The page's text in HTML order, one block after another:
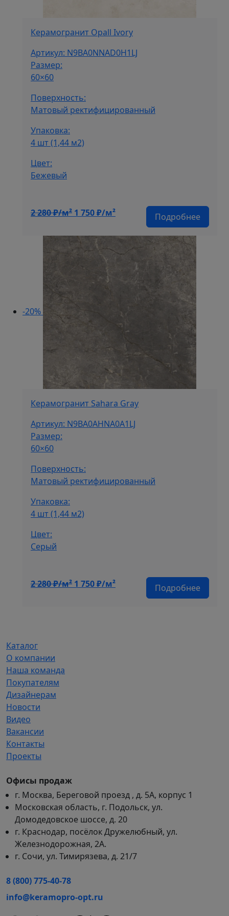
Керамогранит Opall Ivory
Артикул: N9BA0NNAD0H1LJ
Размер:
60×60
Поверхность:
Матовый ректифицированный
Упаковка:
4 шт (1,44 м2)
Цвет:
Бежевый
Подробнее
2 280₽/м² Первоначальная
составляла
1 750₽/м²Текущая
1
750 ₽/
-20%
Керамогранит Sahara Gray
Артикул: N9BA0AHNA0A1LJ
Размер:
60×60
Поверхность:
Матовый ректифицированный
Упаковка:
4 шт (1,44 м2)
Цвет:
Серый
Подробнее
2 280₽/м² Первоначальная
1 750₽/м²Текущая
Каталог
О компании
Наша команда
Покупателям
Дизайнерам
Новости
Видео
Вакансии
Контакты
Проекты
Офисы продаж
г. Москва, Береговой проезд , д. 5А, корпус 1
Московская область, г. Подольск, ул.
Домодедовское шоссе, д. 20
г. Краснодар, посёлок Дружелюбный, ул.
Железнодорожная, 2А.
г. Сочи, ул. Тимирязева, д. 21/7
8 (800) 775-40-78
info@keramopro-opt.ru